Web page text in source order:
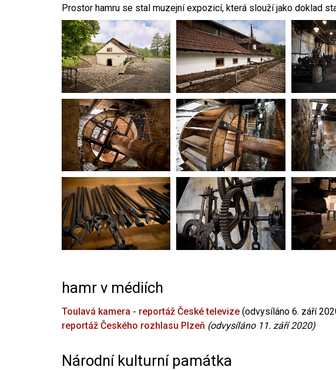
Prostor hamru se stal muzejní expozicí, která slouží jako doklad
hamr v médiích
Toulavá kamera - reportáž České televize (odvysíláno 6. září
reportáž Českého rozhlasu Plzeň (odvysíláno 11. září 2020)
Národní kulturní památka